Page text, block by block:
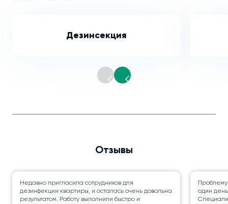
Дезинсекция
Отзывы
Недавно пригласила сотрудников для
дезинфекции квартиры, и осталась очень довольна
результатом. Работу выполнили быстро и
один